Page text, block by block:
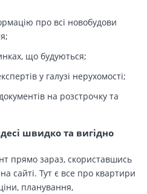
про всі новобудови
що будуються;
у галузі нерухомості;
на розстрочку та
швидко та вигідно
прямо зараз, скориставшись
сайті. Тут є все про квартири
планування,